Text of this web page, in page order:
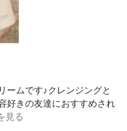
ームです♪クレンジングと
好きの友達におすすめされ
見る